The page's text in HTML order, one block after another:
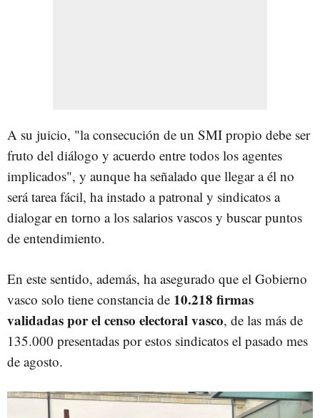
A su juicio, "la consecución de un SMI propio debe ser
fruto del diálogo y acuerdo entre todos los agentes
implicados", y aunque ha señalado que llegar a él no
será tarea fácil, ha instado a patronal y sindicatos a
dialogar en torno a los salarios vascos y buscar puntos
de entendimiento.
En este sentido, además, ha asegurado que el Gobierno
vasco solo tiene constancia de 10.218 firmas
validadas por el censo electoral vasco, de las más de
135.000 presentadas por estos sindicatos el pasado mes
de agosto.